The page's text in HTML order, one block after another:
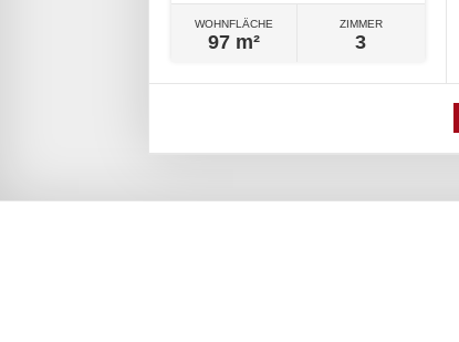
WOHNFLÄCHE
97 m²
ZIMMER
3